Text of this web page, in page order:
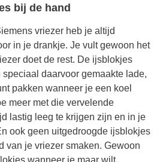
bij de hand
vriezer heb je altijd
in je drankje. Je vult gewoon het
doet de rest. De ijsblokjes
daarvoor gemaakte lade,
pakken wanneer je een koel
meer met die vervelende
lastig leeg te krijgen zijn en in je
ook geen uitgedroogde ijsblokjes
van je vriezer smaken. Gewoon
wanneer je maar wilt.